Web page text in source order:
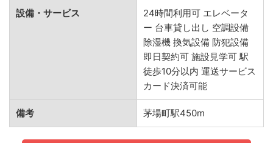
設備・サービス
24時間利用可 エレベータ
ー 台車貸し出し 空調設備
除湿機 換気設備 防犯設備
即日契約可 施設見学可 駅
徒歩10分以内 運送サービス
カード決済可能
備考 茅場町駅450m